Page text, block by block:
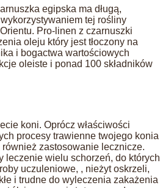
egipska ma długą,
tej rośliny
Pro-linen z czarnuszki
oleju który jest tłoczony na
i bogactwa wartościowych
oleiste i ponad 100 składników
koni. Oprócz właściwości
procesy trawienne twojego konia
zastosowanie lecznicze.
leczenie wielu schorzeń, do których
uczuleniowe, , nieżyt oskrzeli,
i trudne do wyleczenia zakażenia